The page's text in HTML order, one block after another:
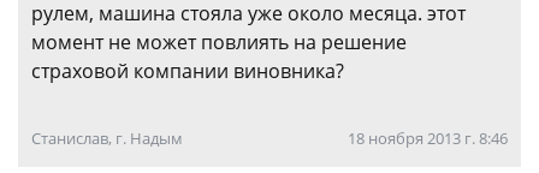
рулем, машина стояла уже около месяца. этот
момент не может повлиять на решение
страховой компании виновника?
Станислав, г. Надым 18 ноября 2013 г. 8:46